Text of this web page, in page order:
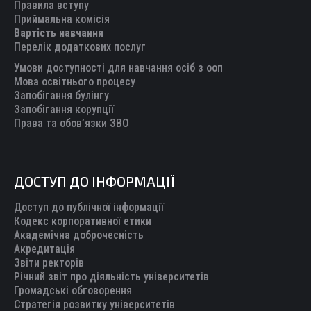
new
window
new
window
new
window
new
window
new
Правила вступу
Приймальна комісія
Вартість навчання
Перелік додаткових послуг
Умови доступності для навчання осіб з ооп
Мова освітнього процесу
Запобігання булінгу
Запобігання корупції
Права та обов’язки ЗВО
ДОСТУП ДО ІНФОРМАЦІЇ
Доступ до публічної інформації
Кодекс корпоративної етики
Академічна доброчесність
Акредитація
Звіти ректорів
Річний звіт про діяльність університетів
Громадські обговорення
Стратегія розвитку університетів